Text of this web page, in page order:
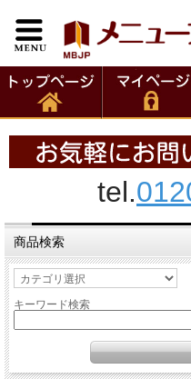
tel.
商品検索
キーワード検索